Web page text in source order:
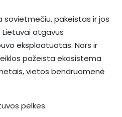
sovietmečiu, pakeistas ir jos
atgavus
eksploatuotas. Nors ir
pažeista ekosistema
vietos bendruomenė
pelkes.